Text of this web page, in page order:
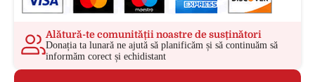
Alătură-te comunității noastre de susținători
Donația ta lunară ne ajută să planificăm și să continuăm să
informăm corect și echidistant